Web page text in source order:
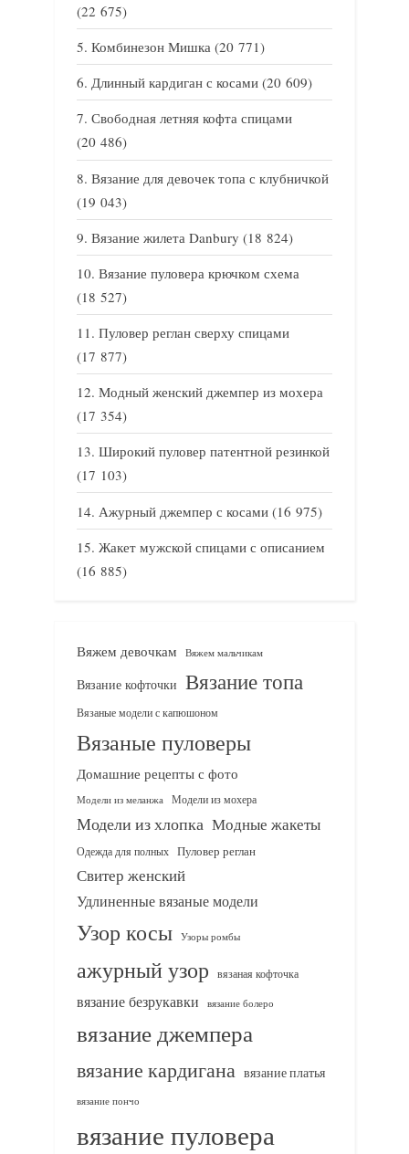
(22 675)
Комбинезон Мишка (20 771)
Длинный кардиган с косами (20 609)
Свободная летняя кофта спицами
(20 486)
Вязание для девочек топа с клубничкой
(19 043)
Вязание жилета Danbury (18 824)
Вязание пуловера крючком схема
(18 527)
Пуловер реглан сверху спицами
(17 877)
Модный женский джемпер из мохера
(17 354)
Широкий пуловер патентной резинкой
(17 103)
Ажурный джемпер с косами (16 975)
Жакет мужской спицами с описанием
(16 885)
Вяжем девочкам Вяжем мальчикам
Вязание кофточки Вязание топа
Вязаные модели с капюшоном
Вязаные пуловеры
Домашние рецепты с фото
Модели из меланжа Модели из мохера
Модели из хлопка Модные жакеты
Одежда для полных Пуловер реглан
Свитер женский
Удлиненные вязаные модели
Узор косы Узоры ромбы
ажурный узор вязаная кофточка
вязание безрукавки вязание болеро
вязание джемпера
вязание кардигана вязание платья
вязание пончо
вязание пуловера